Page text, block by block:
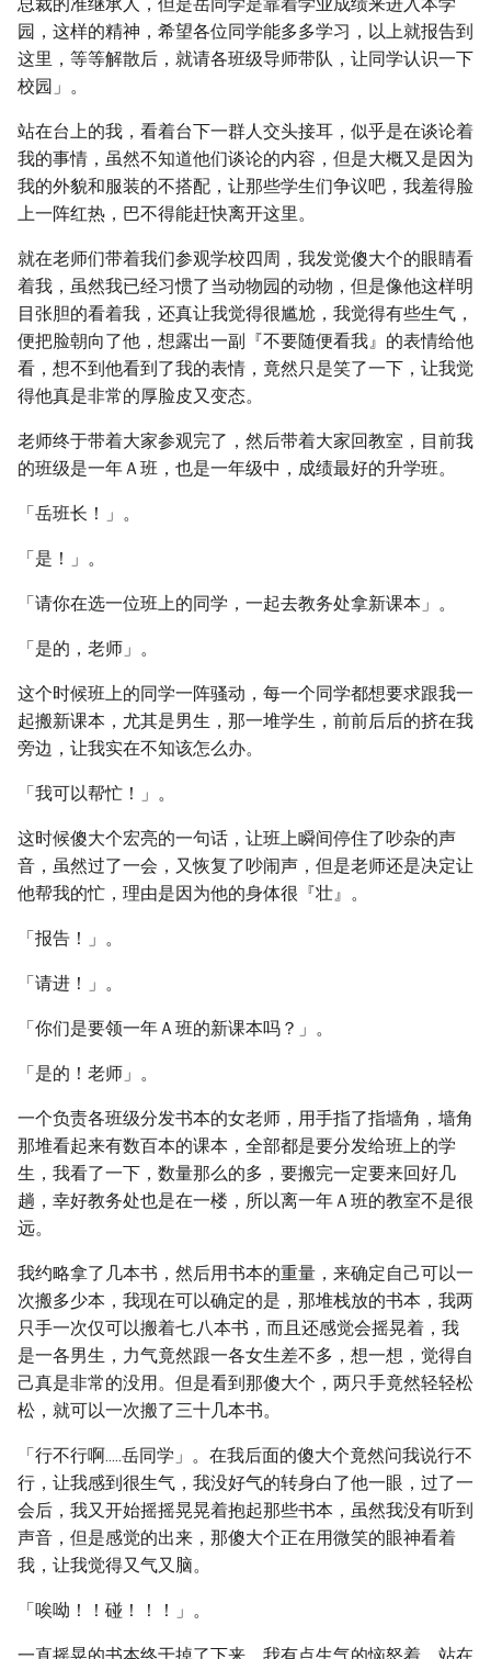
园，这样的精神，希望各位同学能多多学习，以上就报告到
这里，等等解散后，就请各班级导师带队，让同学认识一下
校园」。
站在台上的我，看着台下一群人交头接耳，似乎是在谈论着
我的事情，虽然不知道他们谈论的内容，但是大概又是因为
我的外貌和服装的不搭配，让那些学生们争议吧，我羞得脸
上一阵红热，巴不得能赶快离开这里。
就在老师们带着我们参观学校四周，我发觉傻大个的眼睛看
着我，虽然我已经习惯了当动物园的动物，但是像他这样明
目张胆的看着我，还真让我觉得很尴尬，我觉得有些生气，
便把脸朝向了他，想露出一副『不要随便看我』的表情给他
看，想不到他看到了我的表情，竟然只是笑了一下，让我觉
得他真是非常的厚脸皮又变态。
老师终于带着大家参观完了，然后带着大家回教室，目前我
的班级是一年Ａ班，也是一年级中，成绩最好的升学班。
「岳班长！」。
「是！」。
「请你在选一位班上的同学，一起去教务处拿新课本」。
「是的，老师」。
这个时候班上的同学一阵骚动，每一个同学都想要求跟我一
起搬新课本，尤其是男生，那一堆学生，前前后后的挤在我
旁边，让我实在不知该怎么办。
「我可以帮忙！」。
这时候傻大个宏亮的一句话，让班上瞬间停住了吵杂的声
音，虽然过了一会，又恢复了吵闹声，但是老师还是决定让
他帮我的忙，理由是因为他的身体很『壮』。
「报告！」。
「请进！」。
「你们是要领一年Ａ班的新课本吗？」。
「是的！老师」。
一个负责各班级分发书本的女老师，用手指了指墙角，墙角
那堆看起来有数百本的课本，全部都是要分发给班上的学
生，我看了一下，数量那么的多，要搬完一定要来回好几
趟，幸好教务处也是在一楼，所以离一年Ａ班的教室不是很
远。
我约略拿了几本书，然后用书本的重量，来确定自己可以一
次搬多少本，我现在可以确定的是，那堆栈放的书本，我两
只手一次仅可以搬着七.八本书，而且还感觉会摇晃着，我
是一各男生，力气竟然跟一各女生差不多，想一想，觉得自
己真是非常的没用。但是看到那傻大个，两只手竟然轻轻松
松，就可以一次搬了三十几本书。
「行不行啊.....岳同学」。在我后面的傻大个竟然问我说行不
行，让我感到很生气，我没好气的转身白了他一眼，过了一
会后，我又开始摇摇晃晃着抱起那些书本，虽然我没有听到
声音，但是感觉的出来，那傻大个正在用微笑的眼神看着
我，让我觉得又气又脑。
「唉呦！！碰！！！」。